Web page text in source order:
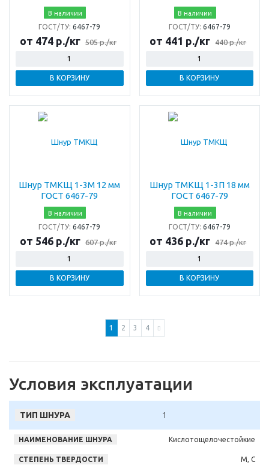
В наличии
ГОСТ/ТУ:6467-79
от 474 р./кг 505 р./кг
В КОРЗИНУ
В наличии
ГОСТ/ТУ: 6467-79
от 441 р./кг 440 р./кг
В КОРЗИНУ
Шнур ТМКЩ 1-3М 12 мм
ГОСТ 6467-79
В наличии
ГОСТ/ТУ:6467-79
от 546 р./кг 607 р./кг
В КОРЗИНУ
Шнур ТМКЩ 1-3П 18 мм
ГОСТ 6467-79
В наличии
ГОСТ/ТУ: 6467-79
от 436 р./кг 474 р./кг
В КОРЗИНУ
1 2 3 4
Условия эксплуатации
1
Кислотощелочестойкие
М, С